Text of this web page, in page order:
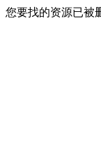
您要找的资源已被